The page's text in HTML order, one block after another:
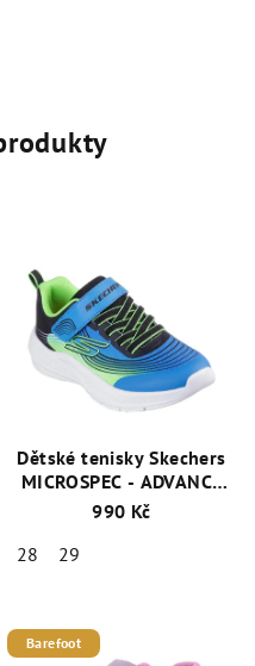
Dětské tenisky Skechers
MICROSPEC - ADVANCE
403926L/BLLM
990 Kč
28
29
Barefoot